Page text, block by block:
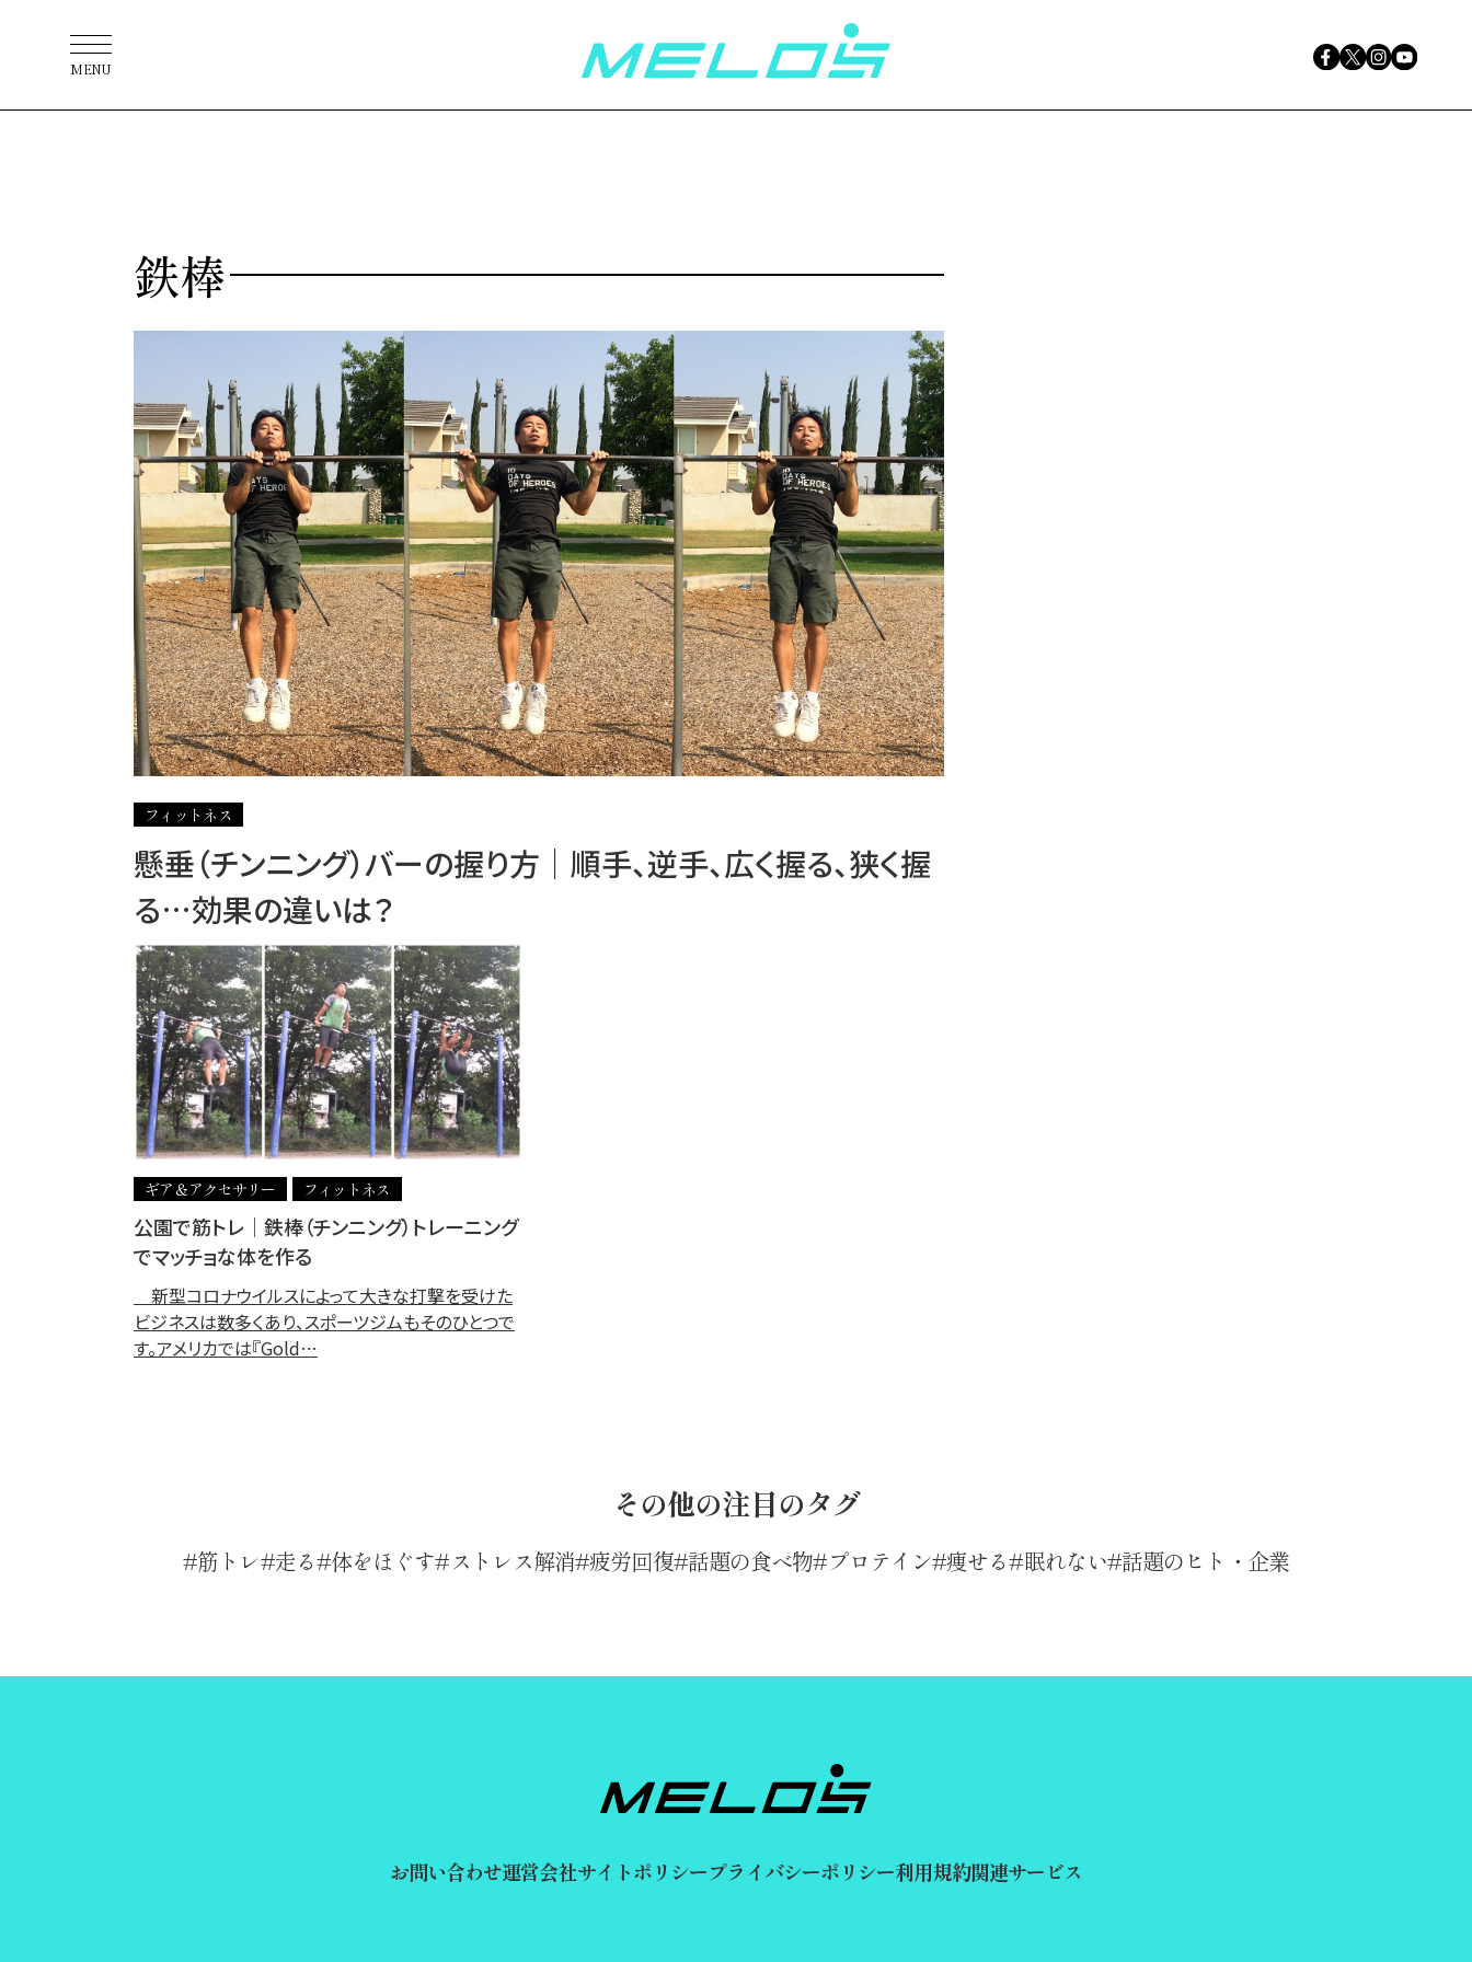
MENU
鉄棒
フィットネス
懸垂（チンニング）バーの握り方｜順手、逆手、広く握る、狭く握
る…効果の違いは？
ギア＆アクセサリー フィットネス
公園で筋トレ│鉄棒（チンニング）トレーニング
でマッチョな体を作る
新型コロナウイルスによって大きな打撃を受けた
ビジネスは数多くあり、スポーツジムもそのひとつで
す。アメリカでは『Gold…
その他の注目のタグ
筋トレ 走る 体をほぐす ストレス解消 疲労回復 話題の食べ物 プロテイン 痩せる 眠れない 話題のヒト・企業
お問い合わせ運営会社サイトポリシープライバシーポリシー利用規約関連サービス